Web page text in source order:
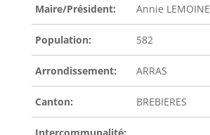
Maire/Président: Annie LEMOINE
Population: 582
Arrondissement: ARRAS
Canton: BREBIERES